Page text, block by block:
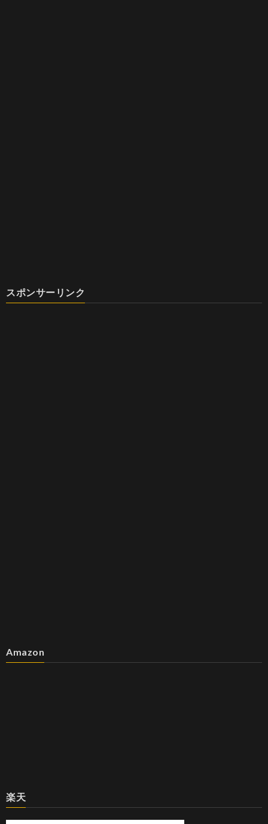
スポンサーリンク
Amazon
楽天